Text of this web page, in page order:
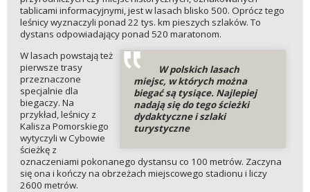
tablicami informacyjnymi, jest w lasach blisko 500. Oprócz tego
leśnicy wyznaczyli ponad 22 tys. km pieszych szlaków. To
dystans odpowiadający ponad 520 maratonom.
W polskich lasach
miejsc, w których można
biegać są tysiące. Najlepiej
nadają się do tego ścieżki
dydaktyczne i szlaki
turystyczne
W lasach powstają też
pierwsze trasy
przeznaczone
specjalnie dla
biegaczy. Na
przykład, leśnicy z
Kalisza Pomorskiego
wytyczyli w Cybowie
ścieżkę z
oznaczeniami pokonanego dystansu co 100 metrów. Zaczyna
się ona i kończy na obrzeżach miejscowego stadionu i liczy
2600 metrów.